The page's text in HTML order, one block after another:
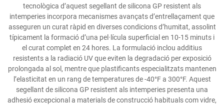
tecnològica d’aquest segellant de silicona GP resistent als
intemperies incorpora mecanismes avançats d’entrellaçament que
asseguren un curat ràpid en diverses condicions d’humitat, assolint
típicament la formació d’una pel·lícula superficial en 10-15 minuts i
el curat complet en 24 hores. La formulació inclou additius
resistents a la radiació UV que eviten la degradació per exposició
prolongada al sol, mentre que plastificants especialitzats mantenen
l’elasticitat en un rang de temperatures de -40°F a 300°F. Aquest
segellant de silicona GP resistent als intemperies presenta una
adhesió excepcional a materials de construcció habituals com vidre,